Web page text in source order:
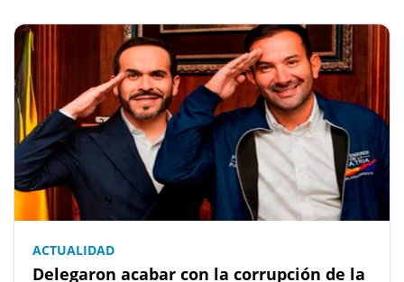
ACTUALIDAD
Delegaron acabar con la corrupción de la